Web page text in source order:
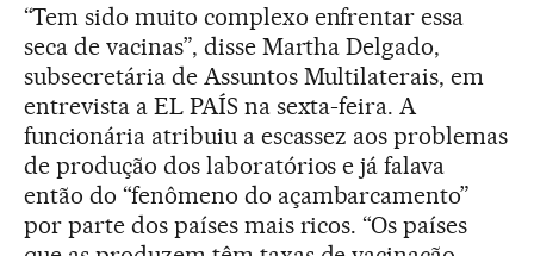
“Tem sido muito complexo enfrentar essa
seca de vacinas”, disse Martha Delgado,
subsecretária de Assuntos Multilaterais, em
entrevista a EL PAÍS na sexta-feira. A
funcionária atribuiu a escassez aos problemas
de produção dos laboratórios e já falava
então do “fenômeno do açambarcamento”
por parte dos países mais ricos. “Os países